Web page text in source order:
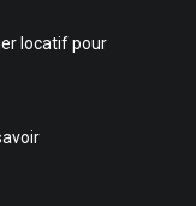
locatif pour